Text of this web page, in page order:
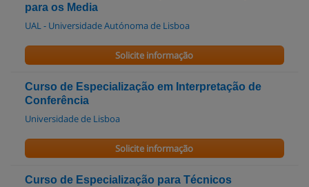
para os Media
UAL - Universidade Autónoma de Lisboa
Solicite informação
Curso de Especialização em Interpretação de
Conferência
Universidade de Lisboa
Solicite informação
Curso de Especialização para Técnicos